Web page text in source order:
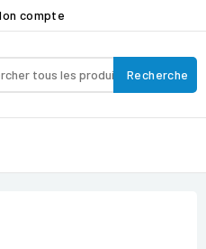
compte
Recherche